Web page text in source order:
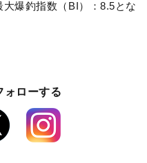
爆釣指数（BI）：8.5とな
ォローする